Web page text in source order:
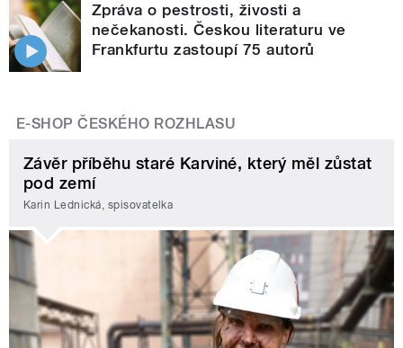
Zpráva o pestrosti, živosti a
nečekanosti. Českou literaturu ve
Frankfurtu zastoupí 75 autorů
E-SHOP ČESKÉHO ROZHLASU
Závěr příběhu staré Karviné, který měl zůstat
pod zemí
Karin Lednická, spisovatelka